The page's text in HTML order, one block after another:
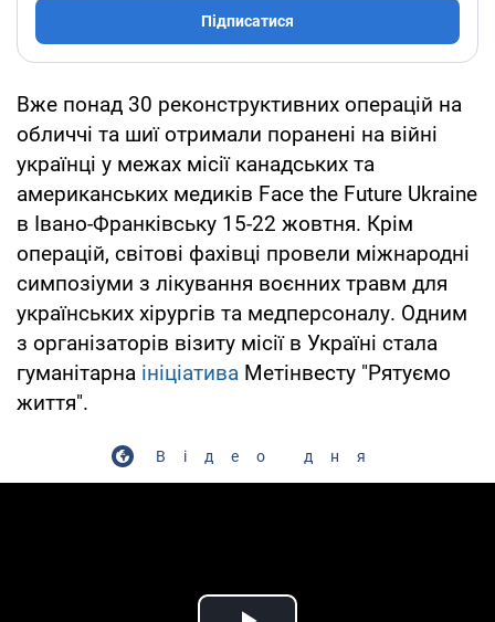
Підписатися
Вже понад 30 реконструктивних операцій на
обличчі та шиї отримали поранені на війні
українці у межах місії канадських та
американських медиків Face the Future Ukraine
в Івано-Франківську 15-22 жовтня. Крім
операцій, світові фахівці провели міжнародні
симпозіуми з лікування воєнних травм для
українських хірургів та медперсоналу. Одним
з організаторів візиту місії в Україні стала
гуманітарна ініціатива Метінвесту "Рятуємо
життя".
Відео дня